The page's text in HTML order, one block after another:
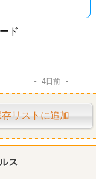
ド
4日前
リストに追加
ス